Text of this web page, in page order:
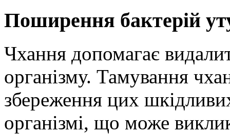
Поширення бактерій
Чхання допомагає
організму. Тамування
збереження цих
організмі, що може